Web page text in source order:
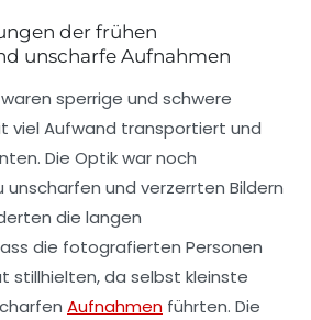
der frühen
unscharfe Aufnahmen
sperrige und schwere
viel Aufwand transportiert und
Die Optik war noch
und verzerrten Bildern
die langen
die fotografierten Personen
stillhielten, da selbst kleinste
Aufnahmen führten. Die